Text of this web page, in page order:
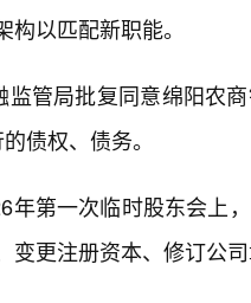
以匹配新职能。
监管局批复同意绵阳农
债权、债务。
年第一次临时股东会上
变更注册资本、修订公